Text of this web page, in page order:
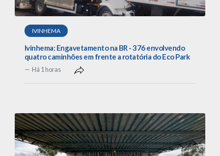
IVINHEMA
Ivinhema: Engavetamento na BR - 376 envolvendo
quatro caminhões em frente a rotatória do Eco Park
Há 1 horas